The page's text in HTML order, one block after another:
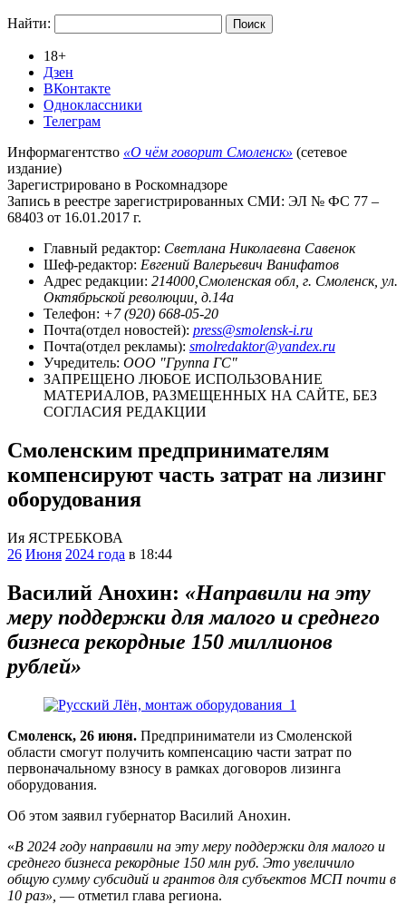
Найти:
18+
Дзен
ВКонтакте
Одноклассники
Телеграм
Информагентство «О чём говорит Смоленск» (сетевое
издание)
Зарегистрировано в Роскомнадзоре
Запись в реестре зарегистрированных СМИ: ЭЛ № ФС 77 –
68403 от 16.01.2017 г.
Главный редактор: Светлана Николаевна Савенок
Шеф-редактор: Евгений Валерьевич Ванифатов
Адрес редакции: 214000,Смоленская обл, г. Смоленск, ул.
Октябрьской революции, д.14а
Телефон: +7 (920) 668-05-20
Почта(отдел новостей): press@smolensk-i.ru
Почта(отдел рекламы): smolredaktor@yandex.ru
Учредитель: ООО "Группа ГС"
ЗАПРЕЩЕНО ЛЮБОЕ ИСПОЛЬЗОВАНИЕ
МАТЕРИАЛОВ, РАЗМЕЩЕННЫХ НА САЙТЕ, БЕЗ
СОГЛАСИЯ РЕДАКЦИИ
Смоленским предпринимателям
компенсируют часть затрат на лизинг
оборудования
Ия ЯСТРЕБКОВА
26 Июня 2024 года в 18:44
Василий Анохин: «Направили на эту
меру поддержки для малого и среднего
бизнеса рекордные 150 миллионов
рублей»
Смоленск, 26 июня. Предприниматели из Смоленской
области смогут получить компенсацию части затрат по
первоначальному взносу в рамках договоров лизинга
оборудования.
Об этом заявил губернатор Василий Анохин.
«В 2024 году направили на эту меру поддержки для малого и
среднего бизнеса рекордные 150 млн руб. Это увеличило
общую сумму субсидий и грантов для субъектов МСП почти в
10 раз», — отметил глава региона.